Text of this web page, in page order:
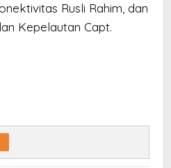
Rusli Rahim, dan
Kepelautan Capt.